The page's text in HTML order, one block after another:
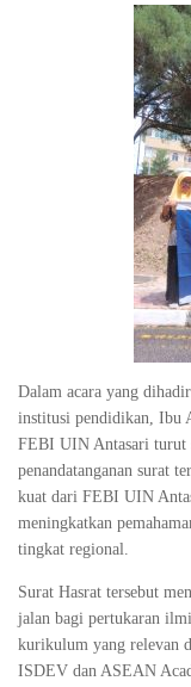
Dalam acara yang
institusi pendidikan, Ibu
FEBI UIN Antasari turut
penandatanganan surat
kuat dari FEBI UIN
meningkatkan
tingkat regional.
Surat Hasrat tersebut
jalan bagi pertukaran
kurikulum yang relevan
ISDEV dan ASEAN